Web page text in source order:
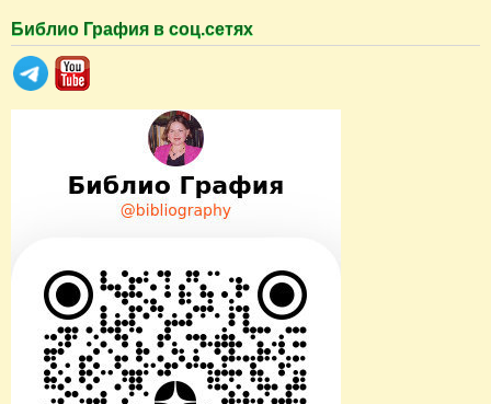
Библио Графия в соц.сетях